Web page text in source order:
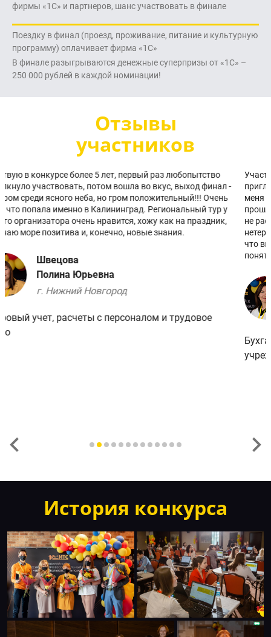
фирмы «1С» и партнеров, шанс участвовать в финале
Поездку в финал (проезд, проживание, питание и культурную
программу) оплачивает фирма «1С»
В финале разыгрываются денежные суперпризы от «1С» –
250 000 рублей в каждой номинации!
Отзывы
участников
Участвую уже не первый год, каждый год приходит письмо с
приглашением на электронную почту. Отборочный этап для
меня проходит всегда легко. На региональном этапе в
прошлом году была очень уверена в своих силах, но на победу
не рассчитывала, но когда узнала баллы за тест, с
нетерпением ждала результата за «частьС»... Когда узнала,
понять, что случилось с мамой. Счастью не было предела!
Козлова
Ирина Владимировна
г. Рубцовск
Бухгалтерский и налоговый учет в государственных
История конкурса